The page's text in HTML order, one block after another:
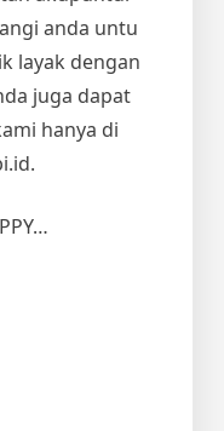
anda untu
layak dengan
juga dapat
hanya di